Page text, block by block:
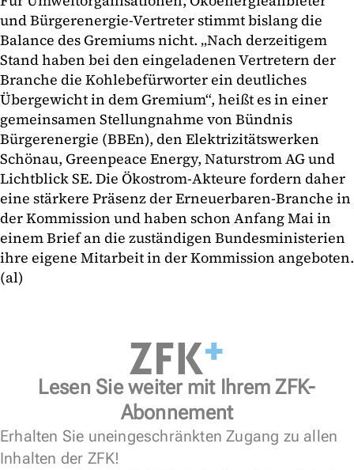
und Bürgerenergie-Vertreter stimmt bislang die
Balance des Gremiums nicht. „Nach derzeitigem
Stand haben bei den eingeladenen Vertretern der
Branche die Kohlebefürworter ein deutliches
Übergewicht in dem Gremium“, heißt es in einer
gemeinsamen Stellungnahme von Bündnis
Bürgerenergie (BBEn), den Elektrizitätswerken
Schönau, Greenpeace Energy, Naturstrom AG und
Lichtblick SE. Die Ökostrom-Akteure fordern daher
eine stärkere Präsenz der Erneuerbaren-Branche in
der Kommission und haben schon Anfang Mai in
einem Brief an die zuständigen Bundesministerien
ihre eigene Mitarbeit in der Kommission angeboten.
(al)
Lesen Sie weiter mit Ihrem ZFK-
Abonnement
Erhalten Sie uneingeschränkten Zugang zu allen
Inhalten der ZFK!